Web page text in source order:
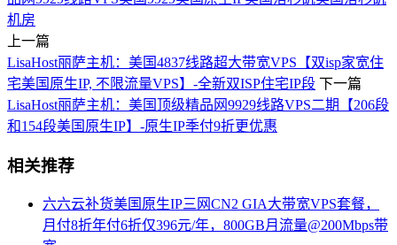
机房
上一篇
LisaHost丽萨主机：美国4837线路超大带宽VPS【双isp家宽住
宅美国原生IP, 不限流量VPS】-全新双ISP住宅IP段 下一篇
LisaHost丽萨主机：美国顶级精品网9929线路VPS二期【206段
和154段美国原生IP】-原生IP季付9折更优惠
相关推荐
六六云补货美国原生IP三网CN2 GIA大带宽VPS套餐，
月付8折年付6折仅396元/年，800GB月流量@200Mbps带